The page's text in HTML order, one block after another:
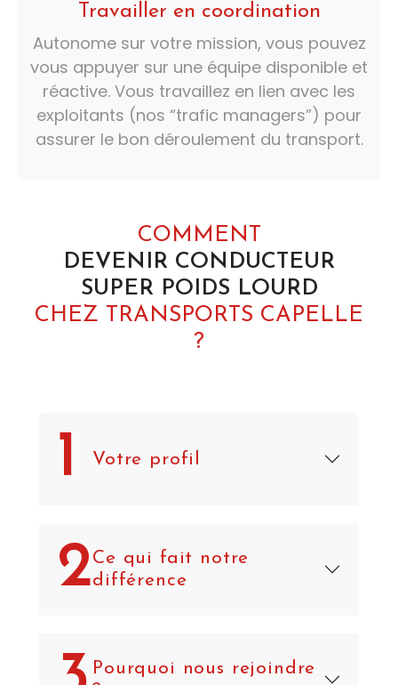
Travailler en coordination
Autonome sur votre mission, vous pouvez
vous appuyer sur une équipe disponible et
réactive. Vous travaillez en lien avec les
exploitants (nos “trafic managers”) pour
assurer le bon déroulement du transport.
COMMENT
DEVENIR CONDUCTEUR
SUPER POIDS LOURD
CHEZ TRANSPORTS CAPELLE
?
1 Votre profil
2Ce qui fait notre
différence
Pourquoi nous rejoindre